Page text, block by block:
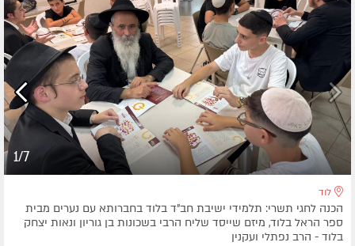
1/7
לוד
הכנה לחגי תשרי: תלמידי ישיבת חב"ד בלוד בחברותא עם נערים מבית
ספר הראל בלוד, מיזם שייסד שליח הרבי בשכונות בן גוריון ונאות יצחק
בלוד - הרב נפתלי ועקנין